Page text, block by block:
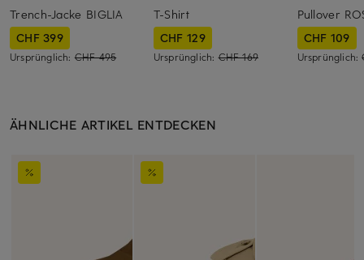
Trench-Jacke BIGLIA
CHF 399
Ursprünglich: CHF 495
T-Shirt
CHF 129
Ursprünglich:CHF 169
Pullover
CHF 109
Ursprünglich:
ÄHNLICHE ARTIKEL ENTDECKEN